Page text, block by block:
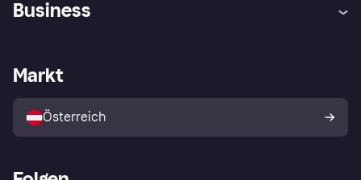
Shops entdecken
Business
Händlerportal
Markt
Österreich